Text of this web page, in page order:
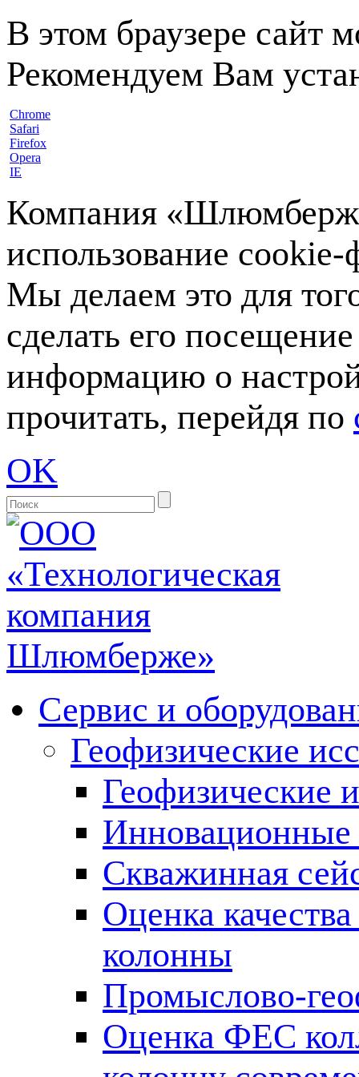
В этом браузере сайт
Рекомендуем Вам
Chrome
Safari
Firefox
Opera
IE
Компания
использование
Мы делаем это для
сделать его
информацию о
прочитать, перейдя по
OK
Сервис и
Геофизические
Геофизические
Инновационные
Скважинная
Оценка
колонны
Промыслово-
Оценка ФЕС